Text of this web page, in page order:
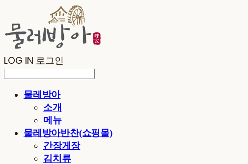
LOG IN 로그인
물레방아
소개
메뉴
물레방아반찬(쇼핑몰)
간장게장
김치류